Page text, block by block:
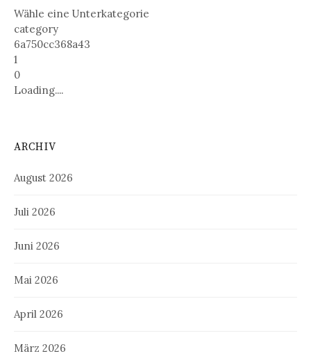
Wähle eine Unterkategorie
category
6a750cc368a43
1
0
Loading....
ARCHIV
August 2026
Juli 2026
Juni 2026
Mai 2026
April 2026
März 2026